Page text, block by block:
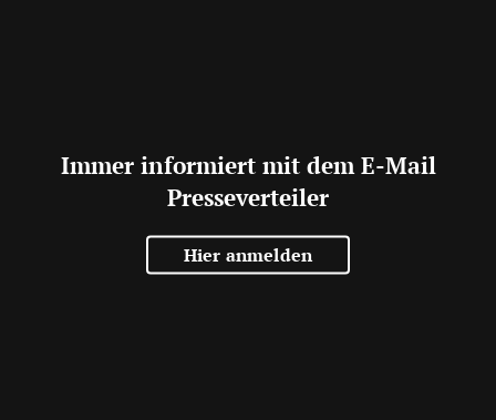
Immer informiert mit dem E-Mail
Presseverteiler
Hier anmelden